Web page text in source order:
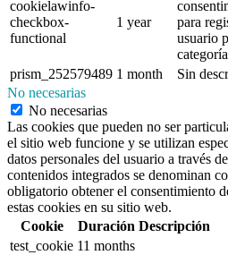
cookielawinfo-
checkbox-
functional
1 year
para
usuario
prism_252579489 1 month
Sin
No necesarias
No necesarias
Las cookies que pueden no ser
el sitio web funcione y se utilizan
datos personales del usuario a través
contenidos integrados se denominan
obligatorio obtener el consentimiento
estas cookies en su sitio web.
Cookie
Duración Descripción
test_cookie 11 months